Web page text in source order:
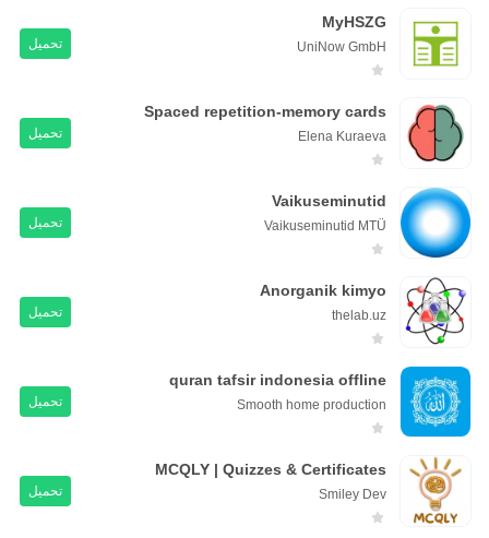
MyHSZG
UniNow GmbH تحميل
Spaced repetition-memory cards
Elena Kuraeva تحميل
Vaikuseminutid
Vaikuseminutid MTÜ تحميل
Anorganik kimyo
thelab.uz تحميل
quran tafsir indonesia offline
Smooth home production تحميل
MCQLY | Quizzes & Certificates
Smiley Dev تحميل